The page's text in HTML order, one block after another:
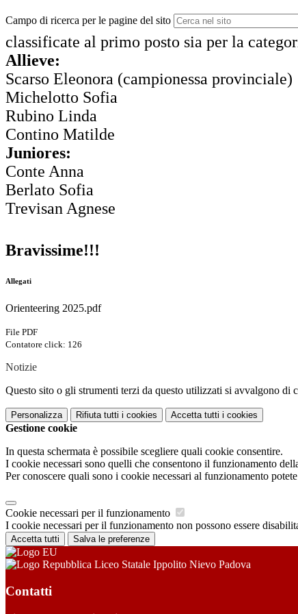
Campo di ricerca per le pagine del sito
classificate al primo posto sia per la
Allieve:
Scarso Eleonora (campionessa provinciale)
Michelotto Sofia
Rubino Linda
Contino Matilde
Juniores:
Conte Anna
Berlato Sofia
Trevisan Agnese
Bravissime!!!
Allegati
Orienteering 2025.pdf
File PDF
Contatore click: 126
Notizie
Questo sito o gli strumenti terzi da questo utilizzati si avvalgono
Personalizza Rifiuta tutti i cookies Accetta tutti i cookies
Gestione cookie
In questa schermata è possibile scegliere quali cookie consentire.
I cookie necessari sono quelli che consentono il funzionamento
Per conoscere quali sono i cookie necessari al funzionamento
Cookie necessari per il funzionamento
I cookie necessari per il funzionamento non possono essere
Accetta tutti Salva le preferenze
Liceo Statale Ippolito Nievo Padova
Contatti